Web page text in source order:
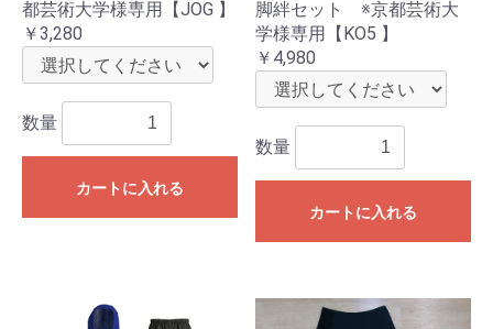
都芸術大学様専用【JOG 】
￥3,280
数量
カートに入れる
脚絆セット ※京都芸術大
学様専用【KO5 】
￥4,980
数量
カートに入れる